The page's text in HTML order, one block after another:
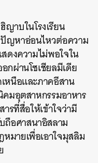
าบในโรงเรียน
ญหาอ่อนไหวต่อความ
ดงความไม่พอใจใน
กผ่านโซเชียลมีเดีย
หนือและภาคอีสาน
คมอุตสาหกรรมอาหาร
รที่สื่อให้เข้าใจว่ามี
อศาสนาอิสลาม
มายเพื่อเอาใจมุสลิม